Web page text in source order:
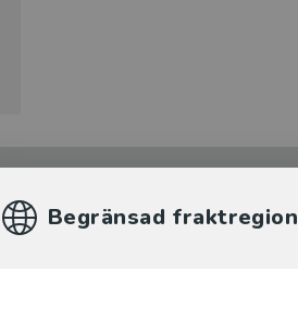
Begränsad fraktregion
Produkter